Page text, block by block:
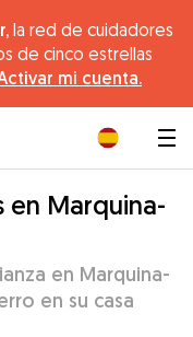
la red de cuidadores
de cinco estrellas
mi cuenta.
Marquina-
en Marquina-
en su casa